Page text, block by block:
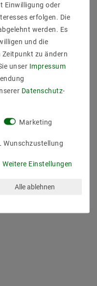
Einwilligung oder
erfolgen. Die
werden. Es
und die
Zeitpunkt zu ändern
unser Impressum
Daten­schutz­
Marketing
Wunschzustellung
Weitere Einstellungen
Alle ablehnen